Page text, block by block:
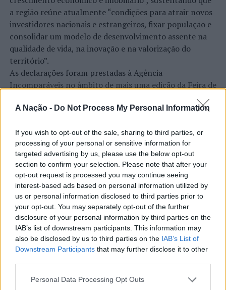
A Nação - Do Not Process My Personal Information
If you wish to opt-out of the sale, sharing to third parties, or
processing of your personal or sensitive information for
targeted advertising by us, please use the below opt-out
section to confirm your selection. Please note that after your
opt-out request is processed you may continue seeing
interest-based ads based on personal information utilized by
us or personal information disclosed to third parties prior to
your opt-out. You may separately opt-out of the further
disclosure of your personal information by third parties on the
IAB’s list of downstream participants. This information may
also be disclosed by us to third parties on the IAB’s List of
Downstream Participants that may further disclose it to other
Personal Data Processing Opt Outs
Como a presente edição daSilver Leagueapresenta
apenas umapool,os dois primeiros classificados
apuram-se para a final, agendada para o dia 2 de julho.
O vencedor da final qualifica-se para aEuropean Golden
League2023.
NaEuropean Silver Leaguede femininos, a Seleção
adversária na edição da ESL de 2021, a Suécia, que
Europa de 2021, a Eslovénia e o Luxemburgo.
Imagem:
DR
APoolA da ESL arranca no dia 25 de maio (quarta-feira,
em Viana do Castelo), com o Estónia vs. Portugal, e
prolonga-se até ao dia 26 de junho.
Foto: Photo Rallier.
TÓPICOS RELACIONADOS:
DESTAQUE
JOANA RESENDE
MARTA HURST
SILVER LEAGUE
a região reúne atualmente “condições para atrair novos
investidores nacionais e estrangeiros, fixar população e
consolidar um modelo de desenvolvimento assente na
qualidade de vida, na inovação e na valorização do
território”.
As declarações foram prestadas à Agência
Incomparáveis no âmbito de mais uma edição da Feira de
São Tiago, que decorreu entre os dias 16 e 26 de julho,
na Covilhã, sendo considerada um dos mais antigos
e realizada anualmente na “Cidade Neve”, a feira conjuga
tradição, atividade económica, comércio, gastronomia,
animação cultural e divulgação empresarial,
constituindo um dos principais momentos de promoção
do município e da Beira Interior.
Para António Carlos, o crescimento alcançado ao longo
dos últimos anos representa o cumprimento dos
objetivos que traçou quando iniciou o seu percurso no
setor imobiliário. O empresário considera que o
reconhecimento conquistado resulta da proximidade
com a comunidade e da capacidade de apoiar não apenas
compradores e vendedores, mas também iniciativas
CONTINUAR A LER
ATUALIDADE
Rio de Janeiro: Governo do Estado
propõe parceria com a FUNCEX para
“reforçar inteligência sobre
comércio exterior”
Por Ígor Lopes